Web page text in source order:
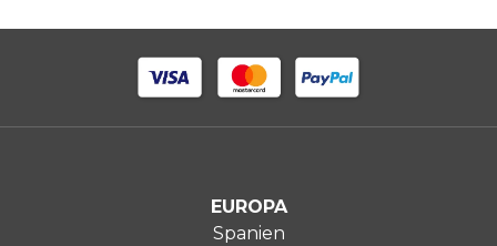
EUROPA
Spanien